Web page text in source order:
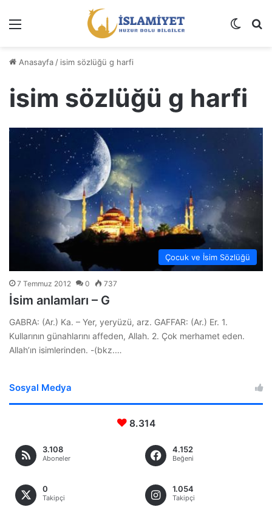
Dış
Anasayfa / isim sözlüğü g harfi
isim sözlüğü g harfi
Çocuk ve İsim Sözlüğü
7 Temmuz 2012 0 737
İsim anlamları – G
GABRA: (Ar.) Ka. – Yer, yeryüzü, arz. GAFFAR: (Ar.) Er. 1.
Kullarının günahlarını affeden, Allah. 2. Çok merhamet eden.
Allah’ın isimlerinden. -(bkz.…
Sosyal Medya
8.314
3.108
Aboneler
4.152
Beğeni
0
Takipçi
1.054
Takipçi